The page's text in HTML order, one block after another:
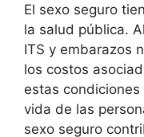
El sexo seguro
la salud pública.
ITS y embarazos
los costos
estas
vida de las
sexo seguro